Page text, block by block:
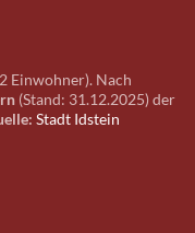
Einwohner). Nach
(Stand: 31.12.2025) der
Stadt Idstein